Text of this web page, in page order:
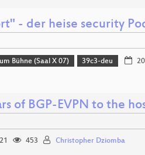
- der heise security
Bühne (Saal X 07) 39c3-deu
of BGP-EVPN to the
453 Christopher Dziomba